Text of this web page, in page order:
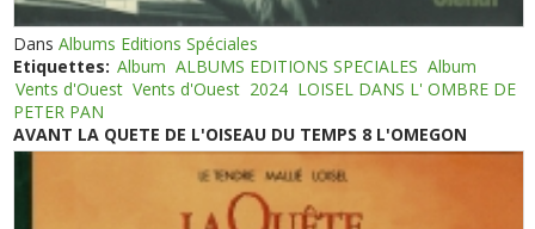
DansAlbums Editions Spéciales
Etiquettes: Album ALBUMS EDITIONS SPECIALES Album
Vents d'Ouest Vents d'Ouest 2024 LOISEL DANS L' OMBRE DE
PETER PAN
AVANT LA QUETE DE L'OISEAU DU TEMPS 8 L'OMEGON